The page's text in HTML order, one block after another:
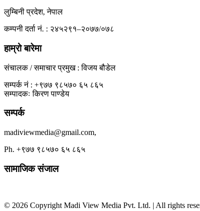
लुम्बिनी प्रदेश, नेपाल
कम्पनी दर्ता नं. : २४५२९१–२०७७/०७८
हाम्रो बारेमा
संचालक / समाचार प्रमुख : विजय बौडेल
सम्पर्क नं : +९७७ ९८५७० ६५ ८६५
सम्पादकः किरण पाण्डेय
सम्पर्क
madiviewmedia@gmail.com,
Ph. +९७७ ९८५७० ६५ ८६५
सामाजिक संजाल
© 2026 Copyright Madi View Media Pvt. Ltd. | All rights